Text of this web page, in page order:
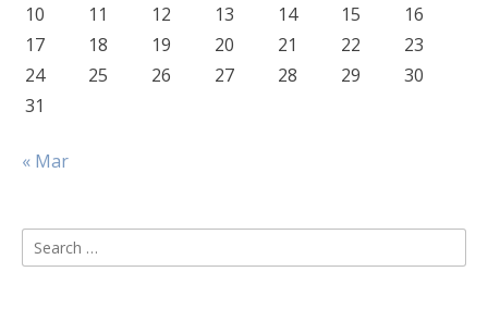
10
11 12 13 14 15
16
17
18 19 20 21 22
23
24
25 26 27 28 29
30
31
« Mar
Search
for: